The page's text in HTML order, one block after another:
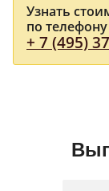
Узнать
по телефону
+ 7 (495)